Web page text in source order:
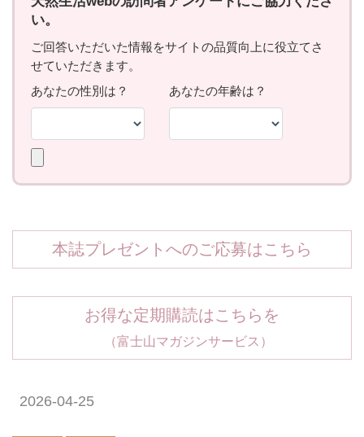
本誌プレゼントへのご応募はこちら
お得な定期購読はこちらを
（富士山マガジンサービス）
2026-04-25